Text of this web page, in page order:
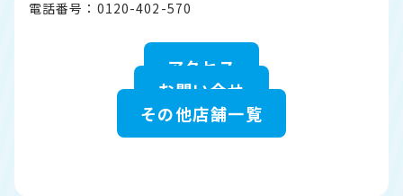
電話番号：0120-402-570
アクセス
お問い合せ
その他店舗一覧